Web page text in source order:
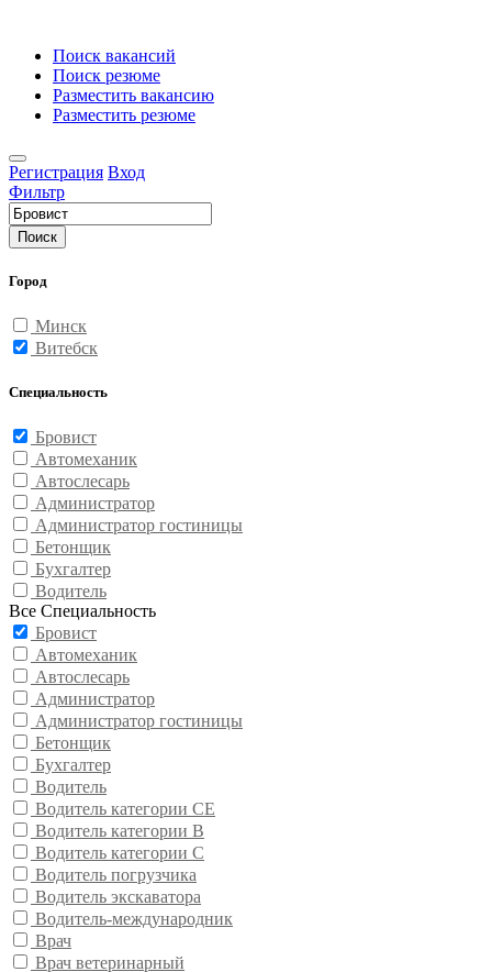
Поиск вакансий
Поиск резюме
Разместить вакансию
Разместить резюме
Регистрация Вход
Фильтр
Поиск
Город
Минск
Витебск
Специальность
Бровист
Автомеханик
Автослесарь
Администратор
Администратор гостиницы
Бетонщик
Бухгалтер
Водитель
Все Специальность
Бровист
Автомеханик
Автослесарь
Администратор
Администратор гостиницы
Бетонщик
Бухгалтер
Водитель
Водитель категории CE
Водитель категории В
Водитель категории С
Водитель погрузчика
Водитель экскаватора
Водитель-международник
Врач
Врач ветеринарный